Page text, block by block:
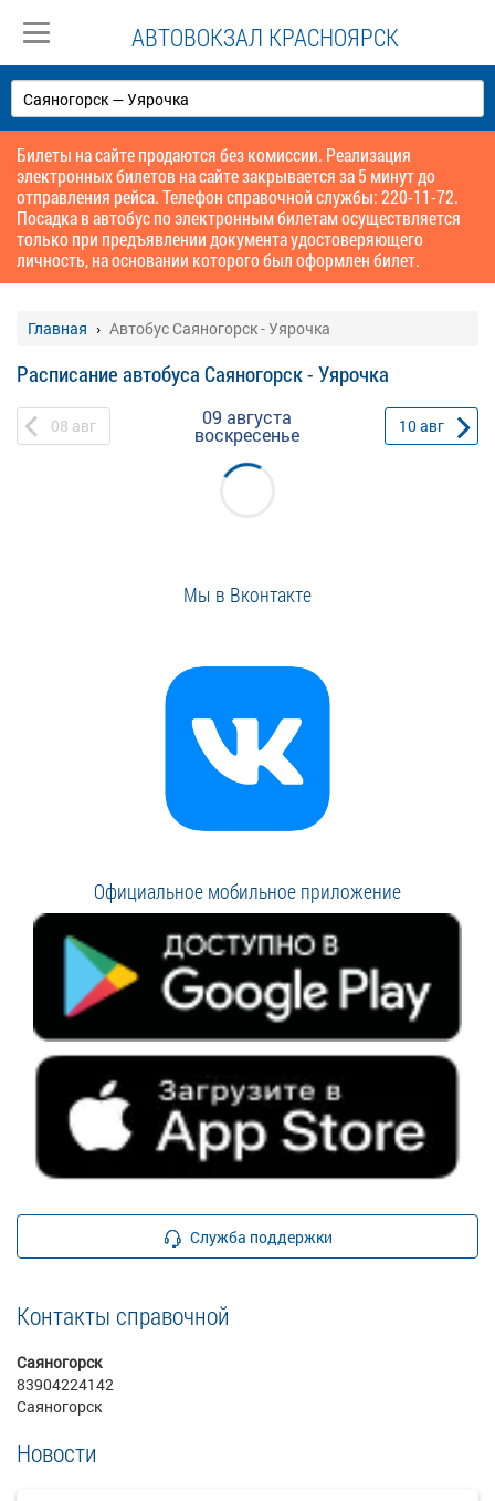
АВТОВОКЗАЛ КРАСНОЯРСК
Билеты на сайте продаются без комиссии. Реализация
электронных билетов на сайте закрывается за 5 минут до
отправления рейса. Телефон справочной службы: 220-11-72.
Посадка в автобус по электронным билетам осуществляется
только при предъявлении документа удостоверяющего
личность, на основании которого был оформлен билет.
Главная Автобус Саяногорск - Уярочка
Расписание автобуса Саяногорск - Уярочка
08 авг 09 августа
воскресенье 10авг
Мы в Вконтакте
Официальное мобильное приложение
Служба поддержки
Контакты справочной
Саяногорск
83904224142
Саяногорск
Новости